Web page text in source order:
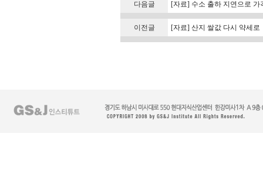
다음글 [자료] 수소 출하 지연으로 가
이전글 [자료] 산지 쌀값 다시 약세로